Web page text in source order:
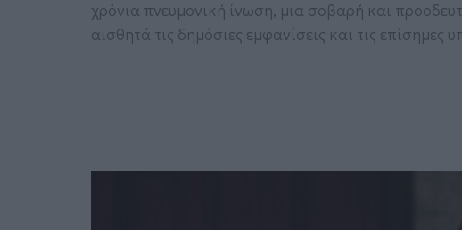
χρόνια πνευμονική ίνωση, μια σοβαρή και
αισθητά τις δημόσιες εμφανίσεις και τις επίσημες